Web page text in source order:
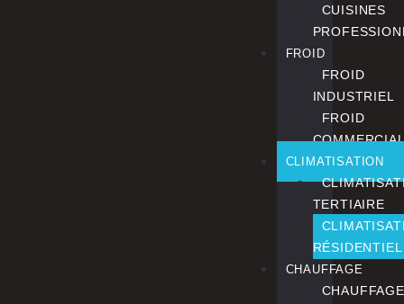
CUISINES
FROID
FROID
INDUSTRIEL
FROID
CLIMATISATION
TERTIAIRE
RÉSIDENTIEL
CHAUFFAGE
CHAUFFAGE